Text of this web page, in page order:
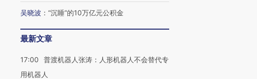
吴晓波 ： “沉睡”的10万亿元公积金
最新文章
17:00
普渡机器人张涛：人形机器人不会替代专
用机器人